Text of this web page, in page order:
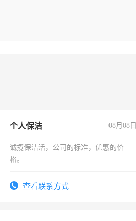
个人保洁 08月08日
诚揽保洁活，公司的标准，优惠的价
格。
查看联系方式